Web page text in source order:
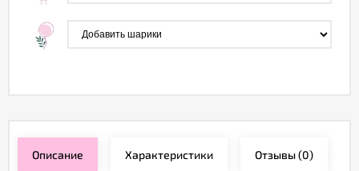
Описание Характеристики Отзывы(0)